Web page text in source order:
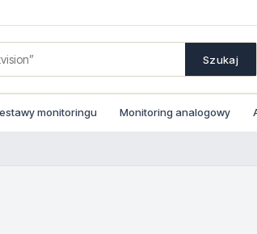
Szukaj
monitoringu Monitoring analogowy